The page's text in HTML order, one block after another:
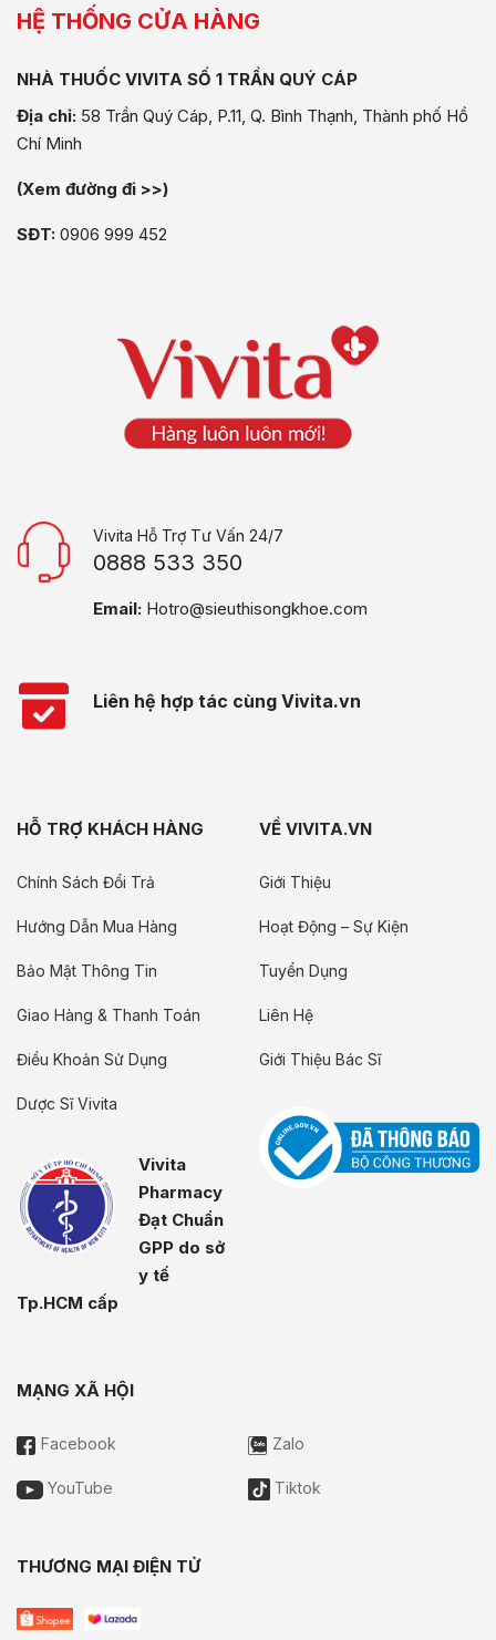
HỆ THỐNG CỬA HÀNG
NHÀ THUỐC VIVITA SỐ 1 TRẦN QUÝ CÁP
Địa chỉ: 58 Trần Quý Cáp, P.11, Q. Bình Thạnh, Thành phố Hồ
Chí Minh
(Xem đường đi >>)
SĐT: 0906 999 452
Vivita Hỗ Trợ Tư Vấn 24/7
0888 533 350
Email: Hotro@sieuthisongkhoe.com
Liên hệ hợp tác cùng Vivita.vn
HỖ TRỢ KHÁCH HÀNG
Chính Sách Đổi Trả
Hướng Dẫn Mua Hàng
Bảo Mật Thông Tin
Giao Hàng & Thanh Toán
Điều Khoản Sử Dụng
Dược Sĩ Vivita
Vivita
Pharmacy
Đạt Chuẩn
GPP do sở
y tế
Tp.HCM cấp
VỀ VIVITA.VN
Giới Thiệu
Hoạt Động – Sự Kiện
Tuyển Dụng
Liên Hệ
Giới Thiệu Bác Sĩ
MẠNG XÃ HỘI
Facebook Zalo
YouTube Tiktok
THƯƠNG MẠI ĐIỆN TỬ